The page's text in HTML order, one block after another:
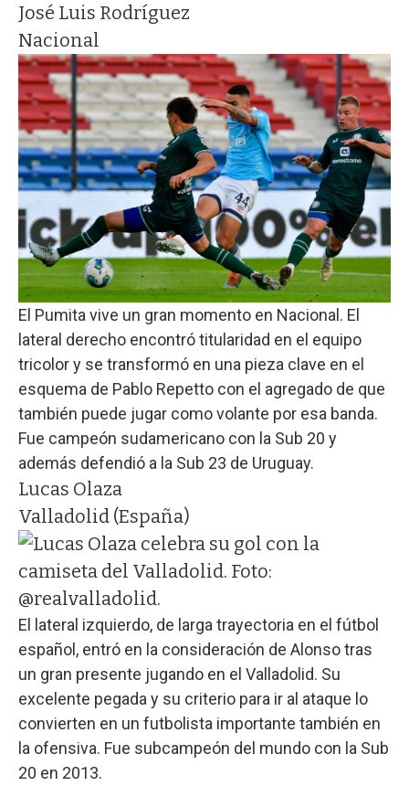
José Luis Rodríguez
Nacional
El Pumita vive un gran momento en Nacional. El
lateral derecho encontró titularidad en el equipo
tricolor y se transformó en una pieza clave en el
esquema de Pablo Repetto con el agregado de que
también puede jugar como volante por esa banda.
Fue campeón sudamericano con la Sub 20 y
además defendió a la Sub 23 de Uruguay.
Lucas Olaza
Valladolid (España)
El lateral izquierdo, de larga trayectoria en el fútbol
español, entró en la consideración de Alonso tras
un gran presente jugando en el Valladolid. Su
excelente pegada y su criterio para ir al ataque lo
convierten en un futbolista importante también en
la ofensiva. Fue subcampeón del mundo con la Sub
20 en 2013.